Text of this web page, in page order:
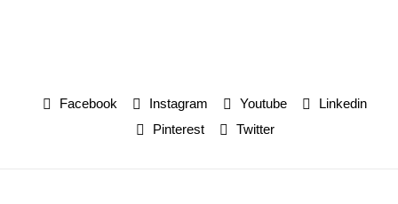
Facebook Instagram Youtube
Linkedin
Pinterest
Twitter